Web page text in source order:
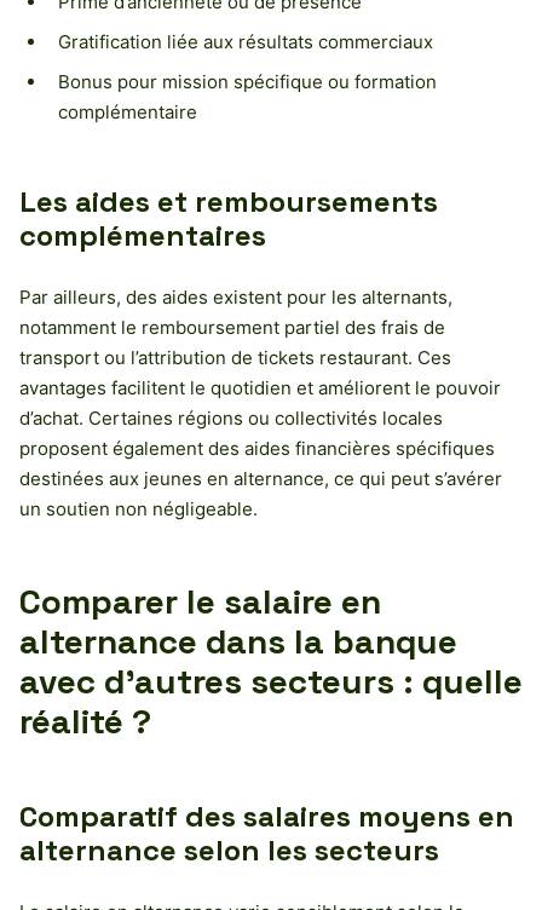
Gratification liée aux résultats commerciaux
Bonus pour mission spécifique ou formation
complémentaire
Les aides et remboursements
complémentaires
Par ailleurs, des aides existent pour les alternants,
notamment le remboursement partiel des frais de
transport ou l’attribution de tickets restaurant. Ces
avantages facilitent le quotidien et améliorent le pouvoir
d’achat. Certaines régions ou collectivités locales
proposent également des aides financières spécifiques
destinées aux jeunes en alternance, ce qui peut s’avérer
un soutien non négligeable.
Comparer le salaire en
alternance dans la banque
avec d’autres secteurs : quelle
réalité ?
Comparatif des salaires moyens en
alternance selon les secteurs